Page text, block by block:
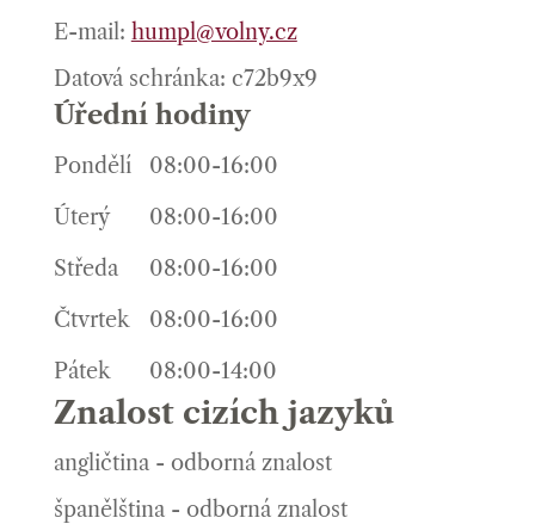
E-mail: humpl@volny.cz
Datová schránka: c72b9x9
Úřední hodiny
Pondělí
08:00-16:00
Úterý
08:00-16:00
Středa
08:00-16:00
Čtvrtek
08:00-16:00
Pátek
08:00-14:00
Znalost cizích jazyků
angličtina - odborná znalost
španělština - odborná znalost